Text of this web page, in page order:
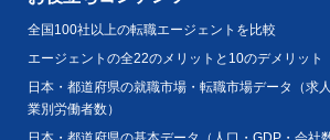
全国100社以上の転職エージェントを比較
エージェントの全22のメリットと10のデメリット
日本・都道府県の就職市場・転職市場データ（求
業別労働者数）